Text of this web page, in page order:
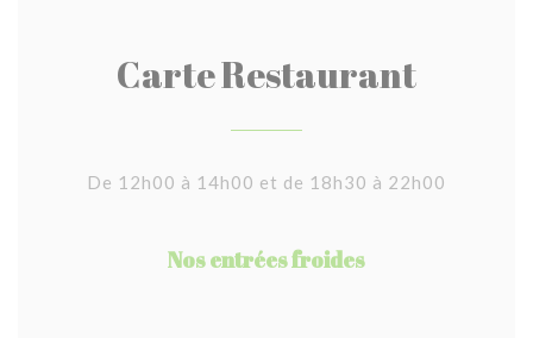
Carte Restaurant
De 12h00 à 14h00 et de 18h30 à 22h00
Nos entrées froides